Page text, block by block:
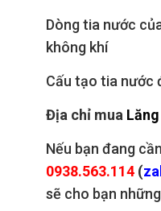
Dòng tia nước
không khí
Cấu tạo tia nước
Địa chỉ mua
Nếu bạn đang
0938.563.114 (
sẽ cho bạn